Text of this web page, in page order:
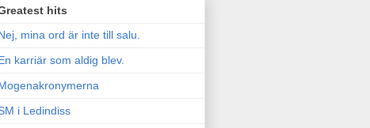
hits
mina ord är inte till salu.
karriär som aldig blev.
i Ledindiss